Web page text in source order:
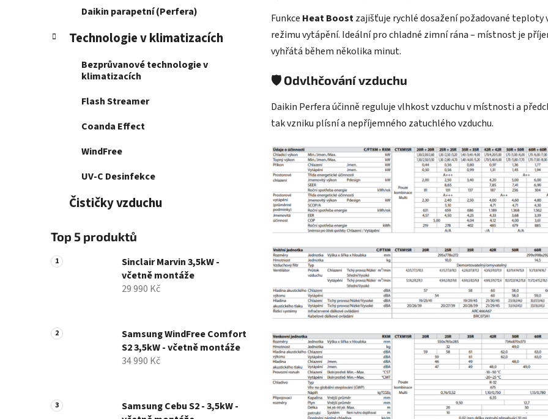
Daikin parapetní (Perfera)
Technologie v klimatizacích
Bezprůvanové technologie v
klimatizacích
Flash Streamer
Coanda Effect
WindFree
UV-C Desinfekce
Čističky vzduchu
Top 5 produktů
Sinclair Marvin 3,5kW -
včetně montáže
29 990 Kč
Samsung WindFree Comfort
S2 3,5kW - včetně montáže
34 990 Kč
Samsung Cebu S2 - 3,5kW -
Funkce Heat Boostzajišťuje rychlé dosažení požadované teploty
režimu vytápění. Ideální pro chladné zimní rána – místnost je
vyhřátá během několika minut.
🛡️ Odvlhčování vzduchu
Daikin Perfera účinně reguluje vlhkost vzduchu v místnosti a
tak vzniku plísní a nepříjemného zatuchlého vzduchu.